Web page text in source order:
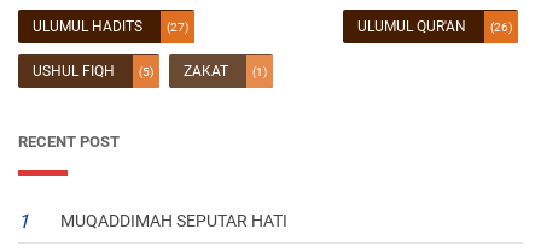
ULUMUL HADITS (27) ULUMUL QUR'AN (26)
USHUL FIQH (5) ZAKAT (1)
RECENT POST
MUQADDIMAH SEPUTAR HATI